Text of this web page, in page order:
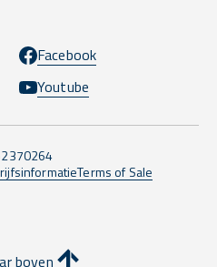
Facebook
Youtube
Terms of Sale
boven